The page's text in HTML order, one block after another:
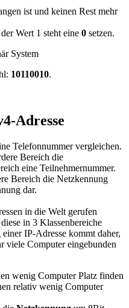
ist und keinen Rest mehr
Wert 1 steht eine 0 setzen.
10110010.
Adresse
Telefonnummer vergleichen.
Bereich die
eine Teilnehmernummer.
Bereich die Netzkennung
dar.
in die Welt gerufen
in 3 Klassenbereiche
IP-Adresse kommt daher,
viele Computer eingebunden
wenig Computer Platz finden
relativ wenig Computer